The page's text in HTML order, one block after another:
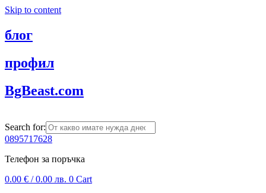
Skip to content
блог
профил
BgBeast.com
Search for:
0895717628
Телефон за поръчка
0.00 € / 0.00 лв. 0 Cart